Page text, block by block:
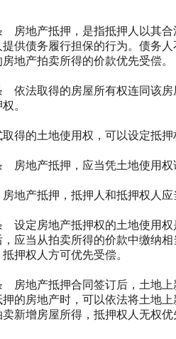
房地产抵押，是指抵押人以其合
提供债务履行担保的行为。债务
地产拍卖所得的价款优先受偿。
依法取得的房屋所有权连同该房
。
取得的土地使用权，可以设定抵押
房地产抵押，应当凭土地使用权
地产抵押，抵押人和抵押权人应
设定房地产抵押权的土地使用权
应当从拍卖所得的价款中缴纳
押权人方可优先受偿。
房地产抵押合同签订后，土地上
的房地产时，可以依法将土地
新增房屋所得，抵押权人无权优